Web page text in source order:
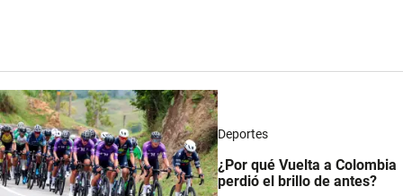
Deportes
¿Por qué Vuelta a Colombia
perdió el brillo de antes?